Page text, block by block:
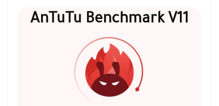
AnTuTu Benchmark V11